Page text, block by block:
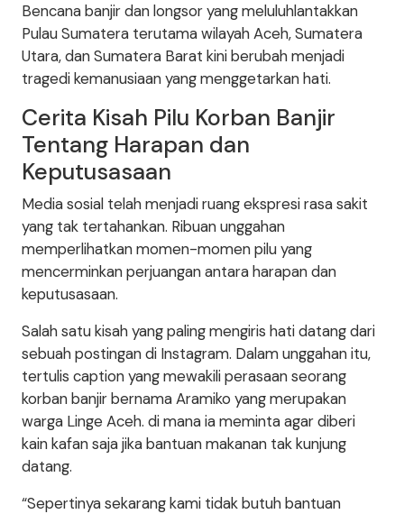
Bencana banjir dan longsor yang meluluhlantakkan
Pulau Sumatera terutama wilayah Aceh, Sumatera
Utara, dan Sumatera Barat kini berubah menjadi
tragedi kemanusiaan yang menggetarkan hati.
Cerita Kisah Pilu Korban Banjir
Tentang Harapan dan
Keputusasaan
Media sosial telah menjadi ruang ekspresi rasa sakit
yang tak tertahankan. Ribuan unggahan
memperlihatkan momen-momen pilu yang
mencerminkan perjuangan antara harapan dan
keputusasaan.
Salah satu kisah yang paling mengiris hati datang dari
sebuah postingan di Instagram. Dalam unggahan itu,
tertulis caption yang mewakili perasaan seorang
korban banjir bernama Aramiko yang merupakan
warga Linge Aceh. di mana ia meminta agar diberi
kain kafan saja jika bantuan makanan tak kunjung
datang.
“Sepertinya sekarang kami tidak butuh bantuan